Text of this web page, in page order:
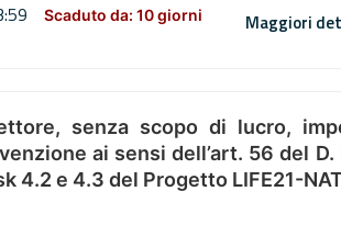
Scaduto da: 10 giorni Maggiori
senza scopo di lucro,
ai sensi dell’art. 56 del D.
e 4.3 del Progetto LIFE21-